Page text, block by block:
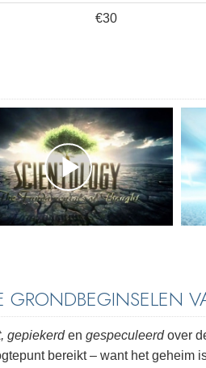
€30
GRONDBEGINSELEN
gepiekerden gespeculeerdover
bereikt – want het geheim